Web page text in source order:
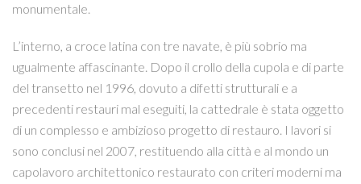
monumentale.
L’interno, a croce latina con tre navate, è più sobrio ma
ugualmente affascinante. Dopo il crollo della cupola e di parte
del transetto nel 1996, dovuto a difetti strutturali e a
precedenti restauri mal eseguiti, la cattedrale è stata oggetto
di un complesso e ambizioso progetto di restauro. I lavori si
sono conclusi nel 2007, restituendo alla città e al mondo un
capolavoro architettonico restaurato con criteri moderni ma